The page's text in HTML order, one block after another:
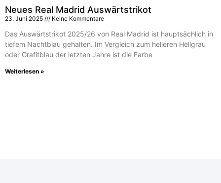
Neues Real Madrid Auswärtstrikot
23. Juni 2025 Keine Kommentare
Das Auswärtstrikot 2025/26 von Real Madrid ist hauptsächlich in
tiefem Nachtblau gehalten. Im Vergleich zum helleren Hellgrau
oder Grafitblau der letzten Jahre ist die Farbe
Weiterlesen »